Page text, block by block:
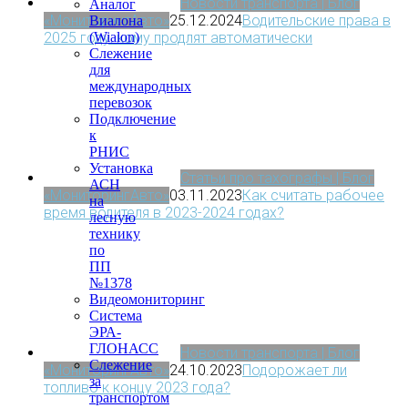
Аналог
Виалона
(Wialon)
Слежение
для
международных
перевозок
Подключение
к
РНИС
Установка
АСН
на
лесную
технику
по
ПП
№1378
Видеомониторинг
Система
ЭРА-
ГЛОНАСС
Слежение
за
транспортом
«МониторингАвто»25.12.2024Водительские права в
2025 году: кому продлят автоматически
Статьи про тахографы | Блог
«МониторингАвто»03.11.2023Как считать рабочее
время водителя в 2023-2024 годах?
Новости транспорта | Блог
«МониторингАвто»24.10.2023Подорожает ли
топливо к концу 2023 года?